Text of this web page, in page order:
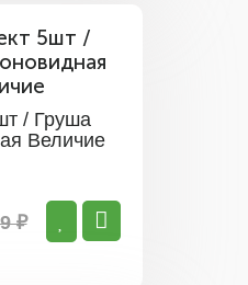
/ Груша
Величие
₽